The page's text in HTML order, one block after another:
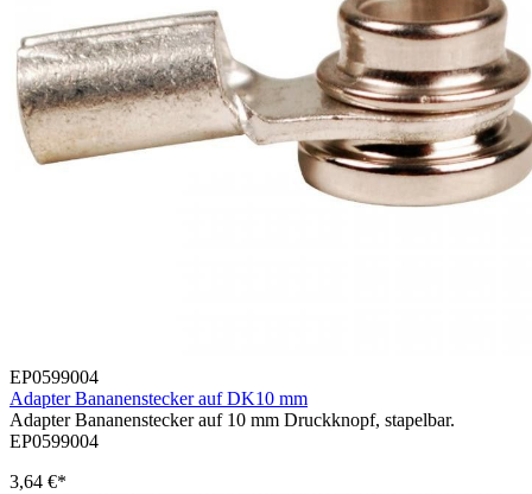
EP0599004
Adapter Bananenstecker auf DK10 mm
Adapter Bananenstecker auf 10 mm Druckknopf, stapelbar.
EP0599004
3,64 €*